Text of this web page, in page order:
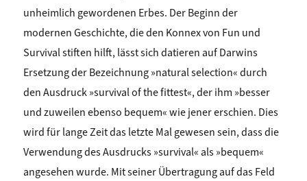
unheimlich ge­wordenen Erbes. Der Beginn der
modernen Geschichte, die den Konnex von Fun und
Survival stiften hilft, lässt sich datieren auf Darwins
Ersetzung der Bezeichnung »natural selection« durch
den Ausdruck »survival of the fittest«, der ihm »besser
und zuweilen ebenso bequem« wie jener erschien. Dies
wird für lange Zeit das letzte Mal gewesen sein, dass die
Verwendung des Ausdrucks »survival« als »bequem«
angesehen wurde. Mit seiner Übertragung auf das Feld